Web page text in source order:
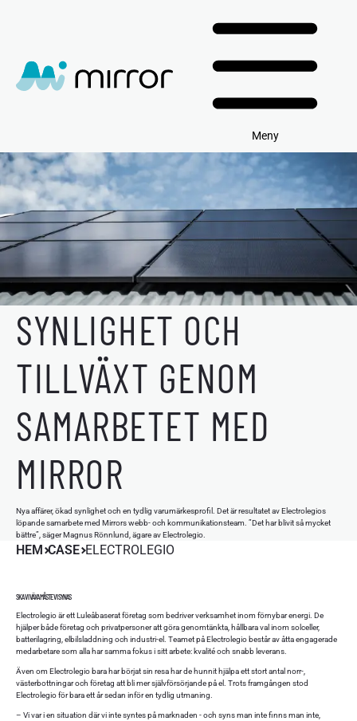
Meny
SYNLIGHET OCH
TILLVÄXT GENOM
SAMARBETET MED
MIRROR
Nya affärer, ökad synlighet och en tydlig varumärkesprofil. Det är resultatet av Electrolegios
löpande samarbete med Mirrors webb- och kommunikationsteam. ”Det har blivit så mycket
bättre”, säger Magnus Rönnlund, ägare av Electrolegio.
HEM CASE ELECTROLEGIO
SKA VI VÄXA MÅSTE VI SYNAS
Electrolegio är ett Luleåbaserat företag som bedriver verksamhet inom förnybar energi. De
hjälper både företag och privatpersoner att göra genomtänkta, hållbara val inom solceller,
batterilagring, elbilsladdning och industri-el. Teamet på Electrolegio består av åtta engagerade
medarbetare som alla har samma fokus i sitt arbete: kvalité och snabb leverans.
Även om Electrolegio bara har börjat sin resa har de hunnit hjälpa ett stort antal norr-,
västerbottningar och företag att bli mer självförsörjande på el. Trots framgången stod
Electrolegio för bara ett år sedan inför en tydlig utmaning.
– Vi var i en situation där vi inte syntes på marknaden - och syns man inte finns man inte,